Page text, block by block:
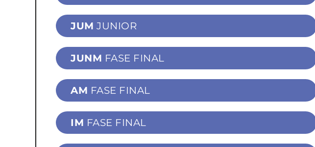
JUM JUNIOR
JUNM FASE FINAL
AM FASE FINAL
IM FASE FINAL